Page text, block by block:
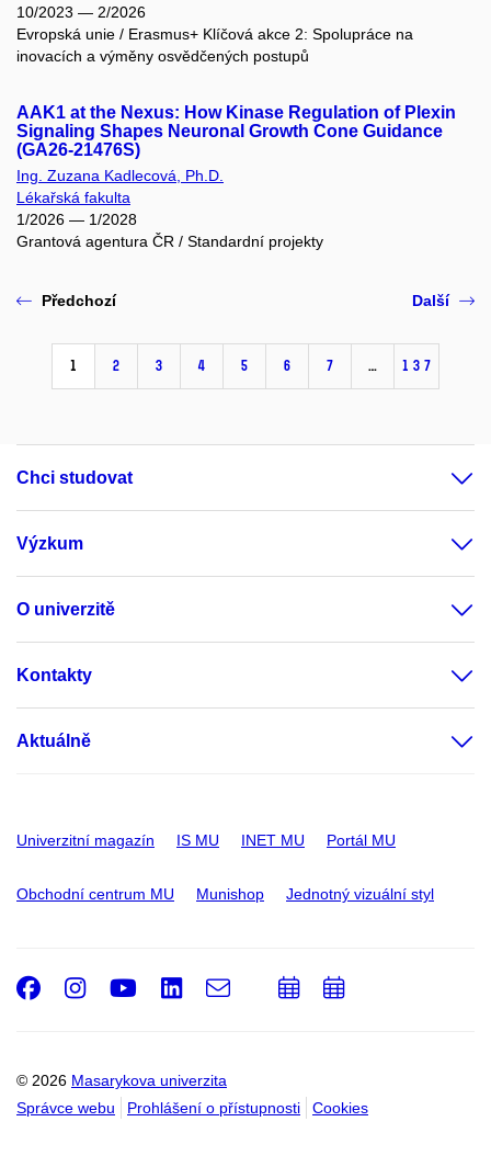
10/2023 — 2/2026
Evropská unie / Erasmus+ Klíčová akce 2: Spolupráce na
inovacích a výměny osvědčených postupů
AAK1 at the Nexus: How Kinase Regulation of Plexin
Signaling Shapes Neuronal Growth Cone Guidance
(GA26-21476S)
Ing. Zuzana Kadlecová, Ph.D.
Lékařská fakulta
1/2026 — 1/2028
Grantová agentura ČR / Standardní projekty
Předchozí
1 2 3 4 5 6 7 … 137
Další
Chci studovat
Výzkum
O univerzitě
Kontakty
Aktuálně
Univerzitní magazín IS MU INET MU Portál MU
Obchodní centrum MU Munishop Jednotný vizuální styl
© 2026 Masarykova univerzita
Správce webu
Prohlášení o přístupnosti Cookies
Facebook
Instagram
Youtube
LinkedIn
e-
PřidatPřidat